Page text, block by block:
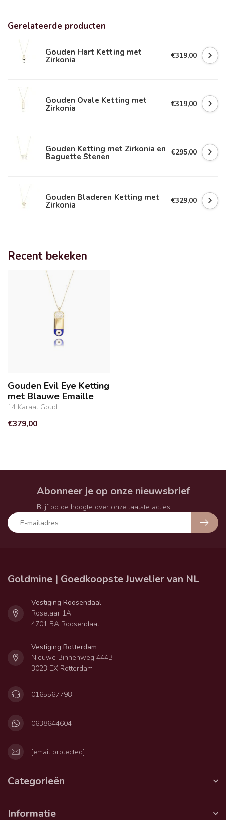
Gerelateerde producten
Gouden Hart Ketting met
Zirkonia €319,00
Gouden Ovale Ketting met
Zirkonia €319,00
Gouden Ketting met Zirkonia en
Baguette Stenen €295,00
Gouden Bladeren Ketting met
Zirkonia €329,00
Recent bekeken
Gouden Evil Eye Ketting
met Blauwe Emaille
14 Karaat Goud
€379,00
Abonneer je op onze nieuwsbrief
Blijf op de hoogte over onze laatste acties
Goldmine | Goedkoopste Juwelier van NL
Vestiging Roosendaal
Roselaar 1A
4701 BA Roosendaal
Vestiging Rotterdam
Nieuwe Binnenweg 444B
3023 EX Rotterdam
0165567798
0638644604
[email protected]
Categorieën
Informatie